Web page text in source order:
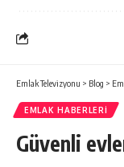
Emlak Televizyonu > Blog >
EMLAK HABERLERI
Güvenli